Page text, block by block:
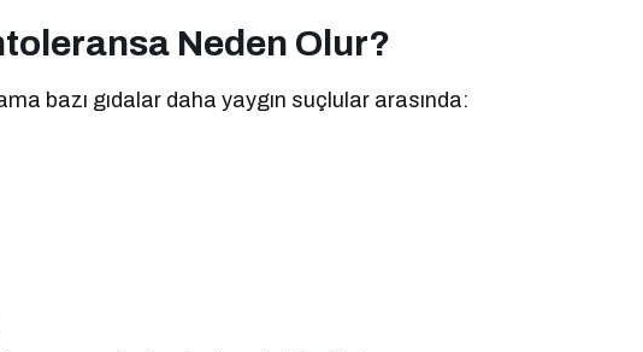
Neden Olur?
bazı gıdalar daha yaygın suçlular arasında: